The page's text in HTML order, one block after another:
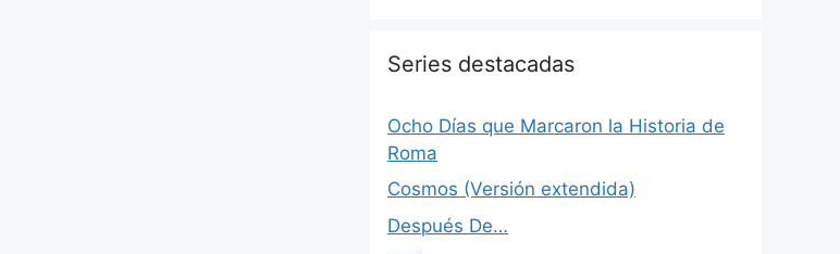
Series destacadas
Ocho Días que Marcaron la Historia de
Roma
Cosmos (Versión extendida)
Después De…